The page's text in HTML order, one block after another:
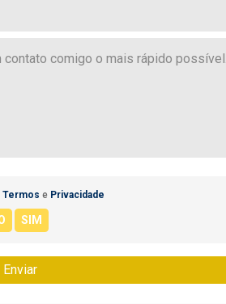
Termos e Privacidade
Enviar